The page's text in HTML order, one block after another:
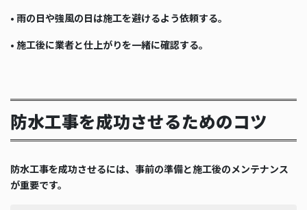
• 雨の日や強風の日は施工を避けるよう依頼する。
• 施工後に業者と仕上がりを一緒に確認する。
防水工事を成功させるためのコツ
防水工事を成功させるには、事前の準備と施工後のメンテナンス
が重要です。